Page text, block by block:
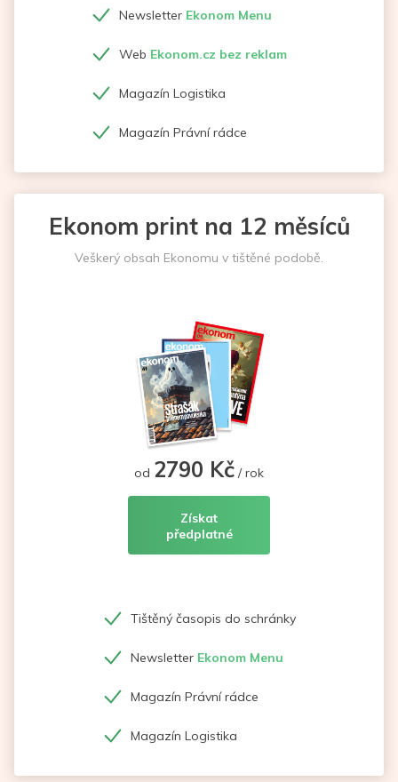
Newsletter Ekonom Menu
Web Ekonom.cz bez reklam
Magazín Logistika
Magazín Právní rádce
Ekonom print na 12 měsíců
Veškerý obsah Ekonomu v tištěné podobě.
od 2790 Kč / rok
Získat
předplatné
Tištěný časopis do schránky
Newsletter Ekonom Menu
Magazín Právní rádce
Magazín Logistika